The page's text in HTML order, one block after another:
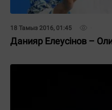
18 Тамыз 2016, 01:45
Данияр Елеусінов –